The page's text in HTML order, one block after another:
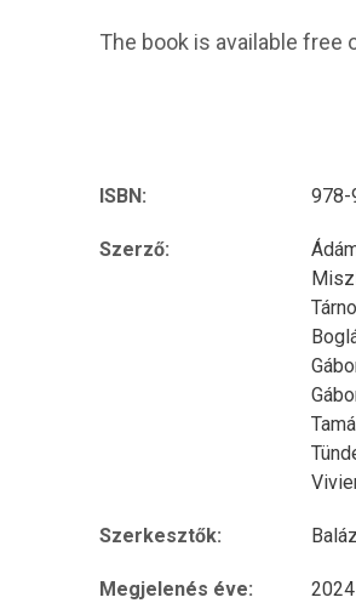
The book is available free
ISBN: 978-
Szerző:
Szerkesztők:
Megjelenés éve: 2024